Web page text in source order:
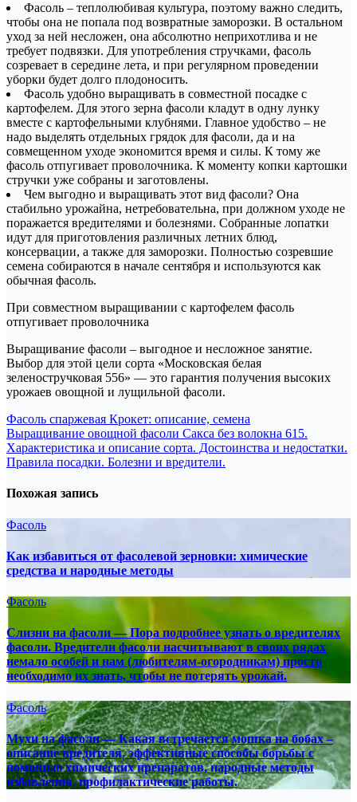
Фасоль – теплолюбивая культура, поэтому важно следить,
чтобы она не попала под возвратные заморозки. В остальном
уход за ней несложен, она абсолютно неприхотлива и не
требует подвязки. Для употребления стручками, фасоль
созревает в середине лета, и при регулярном проведении
уборки будет долго плодоносить.
Фасоль удобно выращивать в совместной посадке с
картофелем. Для этого зерна фасоли кладут в одну лунку
вместе с картофельными клубнями. Главное удобство – не
надо выделять отдельных грядок для фасоли, да и на
совмещенном уходе экономится время и силы. К тому же
фасоль отпугивает проволочника. К моменту копки картошки
стручки уже собраны и заготовлены.
Чем выгодно и выращивать этот вид фасоли? Она
стабильно урожайна, нетребовательна, при должном уходе не
поражается вредителями и болезнями. Собранные лопатки
идут для приготовления различных летних блюд,
консервации, а также для заморозки. Полностью созревшие
семена собираются в начале сентября и используются как
обычная фасоль.
При совместном выращивании с картофелем фасоль
отпугивает проволочника
Выращивание фасоли – выгодное и несложное занятие.
Выбор для этой цели сорта «Московская белая
зеленостручковая 556» — это гарантия получения высоких
урожаев овощной и лущильной фасоли.
Навигация
по
записям
Фасоль спаржевая Крокет: описание, семена
Выращивание овощной фасоли Сакса без волокна 615.
Характеристика и описание сорта. Достоинства и недостатки.
Правила посадки. Болезни и вредители.
Похожая запись
Фасоль
Как избавиться от фасолевой зерновки: химические
средства и народные методы
Фасоль
Слизни на фасоли — Пора подробнее узнать о вредителях
фасоли. Вредители фасоли насчитывают в своих рядах
немало особей и нам (любителям-огородникам) просто
необходимо их знать, чтобы не потерять урожай.
Фасоль
Мухи на фасоли — Какая встречается мошка на бобах –
описание вредителя, эффективные способы борьбы с
помощью химических препаратов, народные методы
избавления, профилактические работы.